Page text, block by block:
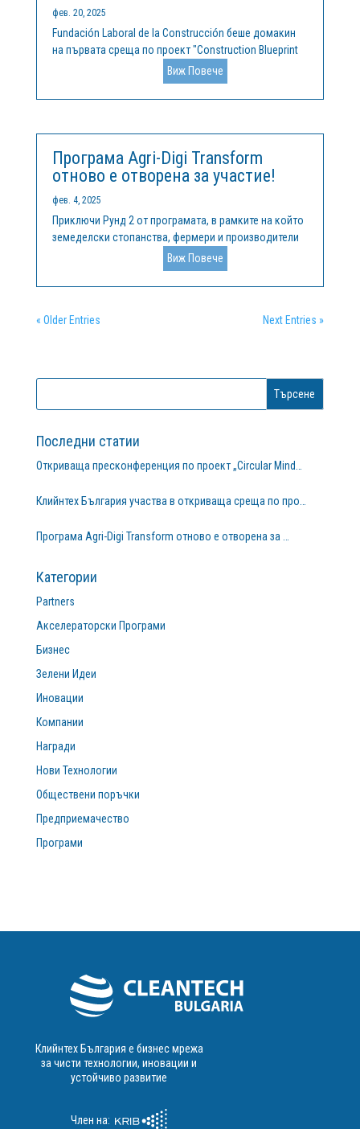
фев. 20, 2025
Fundación Laboral de la Construcción беше домакин
на първата среща по проект "Construction Blueprint
2" в централата си в Мадрид на 11 и 12 февруари.
Тази инициатива, съфинансирана от програмата
"Еразъм+" на Европейския съюз, има за цел да
Виж Повече
Програма Agri-Digi Transform
отново е отворена за участие!
фев. 4, 2025
Приключи Рунд 2 от програмата, в рамките на който
земеделски стопанства, фермери и производители
формулираха конкретни предизвикателства, в
отговор на които иновативни компании и стартъпи
предложиха своите решения. Стартираме Рунд 3 от
Виж Повече
« Older Entries Next Entries »
Последни статии
Откриваща пресконференция по проект „Circular Mind…
Клийнтех България участва в откриваща среща по про…
Програма Agri-Digi Transform отново е отворена за …
Категории
Partners
Акселераторски Програми
Бизнес
Зелени Идеи
Иновации
Компании
Награди
Нови Технологии
Обществени поръчки
Предприемачество
Програми
Клийнтех България е бизнес мрежа
за чисти технологии, иновации и
устойчиво развитие
Член на: